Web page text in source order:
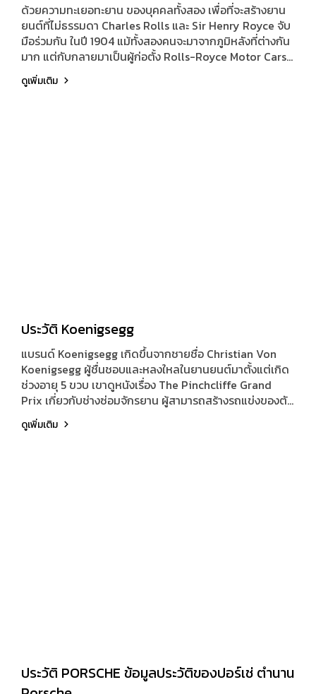
ด้วยความทะเยอทะยาน ของบุคคลทั้งสอง เพื่อที่จะสร้างยาน
ยนต์ที่ไม่ธรรมดา Charles Rolls และ Sir Henry Royce จับ
มือร่วมกัน ในปี 1904 แม้ทั้งสองคนจะมาจากภูมิหลังที่ต่างกัน
มาก แต่กับกลายมาเป็นผู้ก่อตั้ง Rolls-Royce Motor Cars
ได้อย่างไม่น่าเชื่อ จากความหลงใหลในงานวิศวกรรมและความ
ปรารถนาที่จะสร้างรถยนต์ที่ดีที่สุดในโลก
ดูเพิ่มเติม
ประวัติ Koenigsegg
แบรนด์ Koenigsegg เกิดขึ้นจากชายชื่อ Christian Von
Koenigsegg ผู้ชื่นชอบและหลงใหลในยานยนต์มาตั้งแต่เกิด
ช่วงอายุ 5 ขวบ เขาดูหนังเรื่อง The Pinchcliffe Grand
Prix เกี่ยวกับช่างซ่อมจักรยาน ผู้สามารถสร้างรถแข่งของตัว
เอง นั่นคือแรงบันดาลใจ เขามีความฝันที่อยากจะสร้างรถ
สปอร์ตที่สุดยอด ด้วยมือของเขาเอง แล้วเริ่มลงมือทำทันที
ดูเพิ่มเติม
ประวัติ PORSCHE ข้อมูลประวัติของปอร์เช่ ตำนาน